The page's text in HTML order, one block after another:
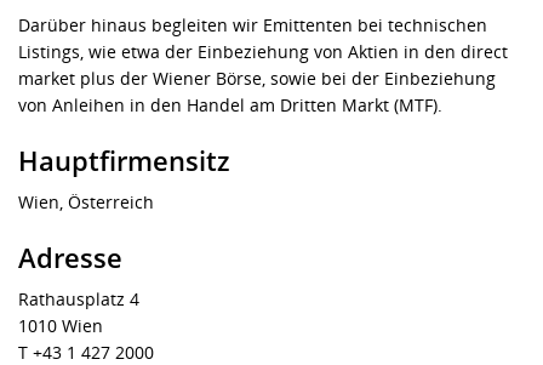
Darüber hinaus begleiten wir Emittenten bei technischen
Listings, wie etwa der Einbeziehung von Aktien in den direct
market plus der Wiener Börse, sowie bei der Einbeziehung
von Anleihen in den Handel am Dritten Markt (MTF).
Hauptfirmensitz
Wien, Österreich
Adresse
Rathausplatz 4
1010 Wien
T +43 1 427 2000